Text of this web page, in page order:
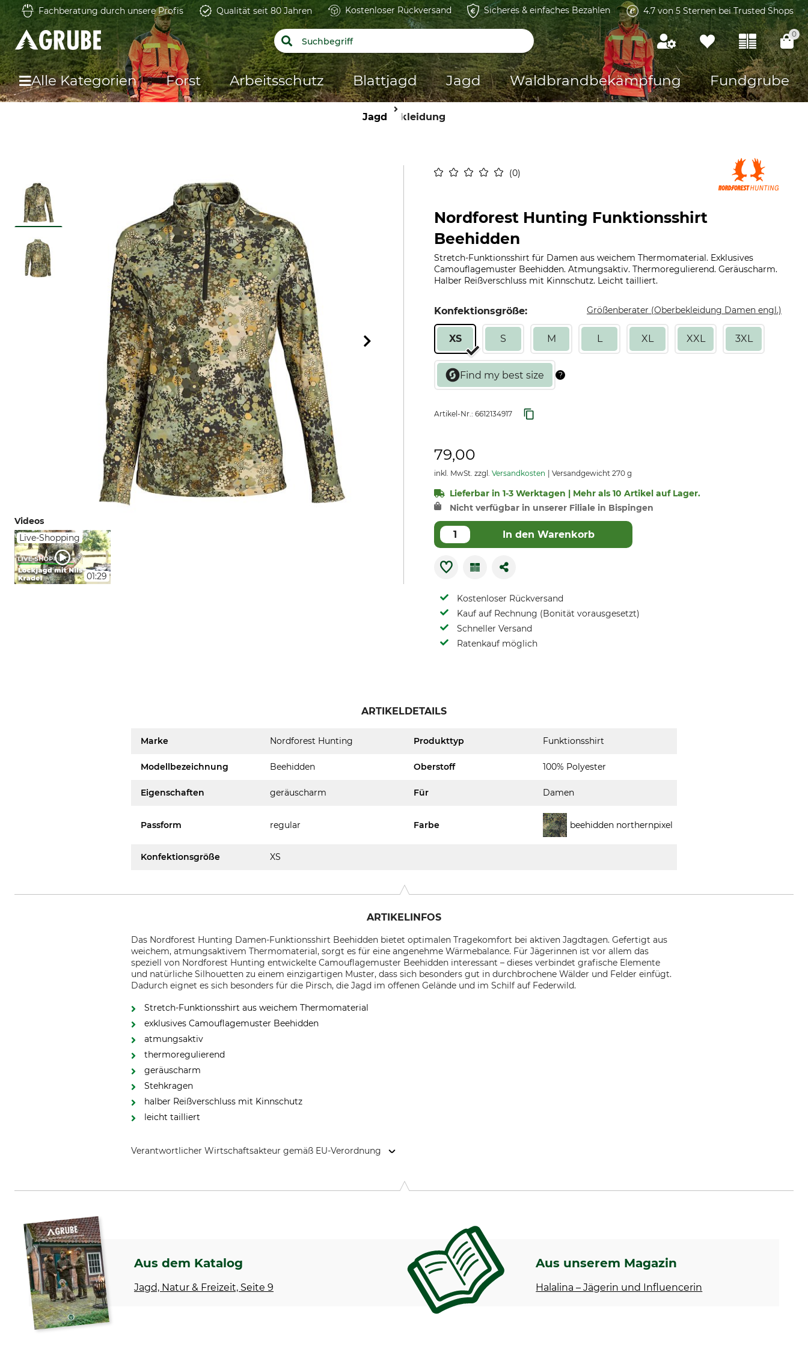
Fachberatung durch unsere Profis Qualität seit 80 Jahren Kostenloser Rückversand Sicheres & einfaches Bezahlen 4.7 von 5 Sternen bei Trusted Shops
0
Alle Kategorien Forst Arbeitsschutz Blattjagd Jagd Waldbrandbekämpfung Fundgrube
Jagd Bekleidung
0
Videos
Live-Shopping
01:29
Nordforest Hunting Funktionsshirt
Beehidden
Stretch-Funktionsshirt für Damen aus weichem Thermomaterial. Exklusives
Camouflagemuster Beehidden. Atmungsaktiv. Thermoregulierend. Geräuscharm.
Halber Reißverschluss mit Kinnschutz. Leicht tailliert.
Konfektionsgröße: Größenberater (Oberbekleidung Damen engl.)
XS S M L XL XXL 3XL
Artikel-Nr.: 6612134917
79,00
inkl. MwSt. zzgl. Versandkosten Versandgewicht 270 g
Lieferbar in 1-3 Werktagen | Mehr als 10 Artikel auf Lager.
Nicht verfügbar in unserer Filiale in Bispingen
In den Warenkorb
Kostenloser Rückversand
Kauf auf Rechnung (Bonität vorausgesetzt)
Schneller Versand
Ratenkauf möglich
ARTIKELDETAILS
Marke Nordforest Hunting Produkttyp Funktionsshirt
Modellbezeichnung Beehidden Oberstoff 100% Polyester
Eigenschaften geräuscharm Für Damen
Passform regular Farbe beehidden northernpixel
Konfektionsgröße XS
ARTIKELINFOS
Das Nordforest Hunting Damen-Funktionsshirt Beehidden bietet optimalen Tragekomfort bei aktiven Jagdtagen. Gefertigt aus
weichem, atmungsaktivem Thermomaterial, sorgt es für eine angenehme Wärmebalance. Für Jägerinnen ist vor allem das
speziell von Nordforest Hunting entwickelte Camouflagemuster Beehidden interessant – dieses verbindet grafische Elemente
und natürliche Silhouetten zu einem einzigartigen Muster, dass sich besonders gut in durchbrochene Wälder und Felder einfügt.
Dadurch eignet es sich besonders für die Pirsch, die Jagd im offenen Gelände und im Schilf auf Federwild.
Stretch-Funktionsshirt aus weichem Thermomaterial
exklusives Camouflagemuster Beehidden
atmungsaktiv
thermoregulierend
geräuscharm
Stehkragen
halber Reißverschluss mit Kinnschutz
leicht tailliert
Verantwortlicher Wirtschaftsakteur gemäß EU-Verordnung
Aus dem Katalog
Jagd, Natur & Freizeit, Seite 9
Aus unserem Magazin
Halalina – Jägerin und Influencerin